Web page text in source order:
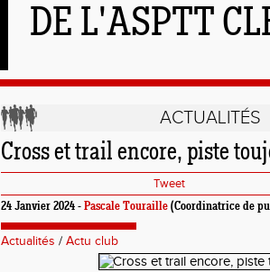
DE L'ASPTT
ACTUALITÉS
Cross et trail encore, piste
Tweet
24 Janvier 2024 - Pascale Touraille (Coordinatrice de
Actualités / Actu club